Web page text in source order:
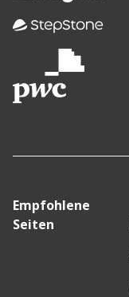
Empfohlene
Seiten